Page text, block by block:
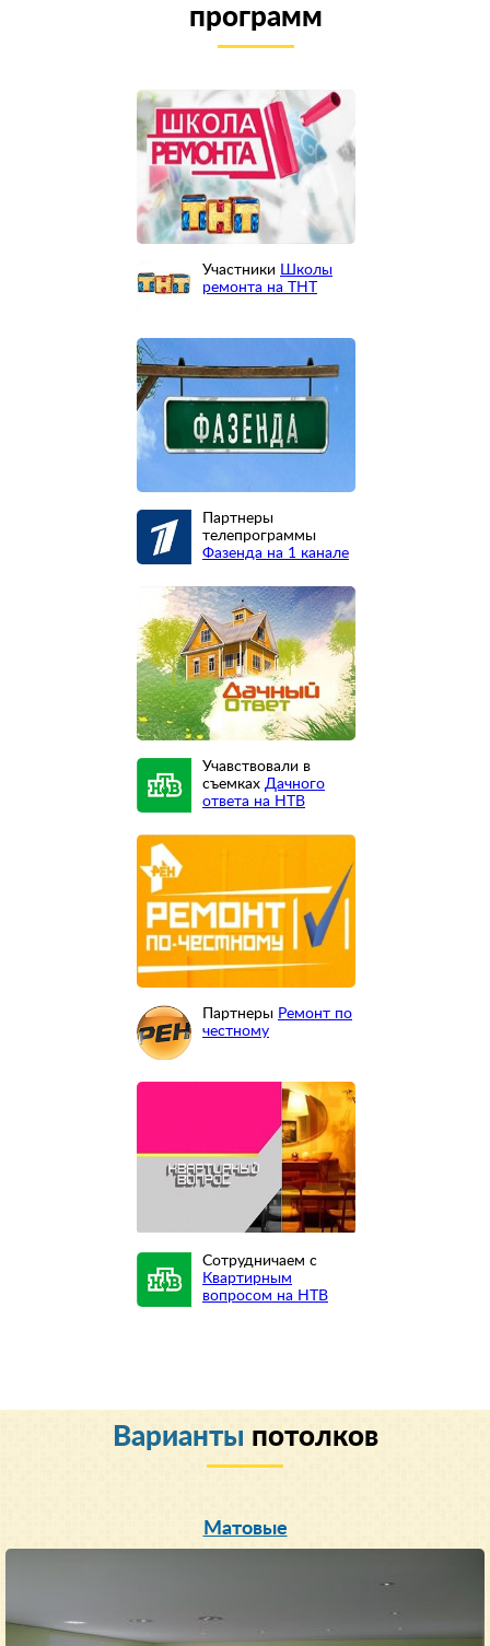
программ
Участники
Школы
ремонта на ТНТ
Партнеры
телепрограммы
Фазенда на 1 канале
Учавствовали в
съемках Дачного
ответа на НТВ
Партнеры Ремонт по
честному
Сотрудничаем с
Квартирным
вопросом на НТВ
Варианты потолков
Матовые